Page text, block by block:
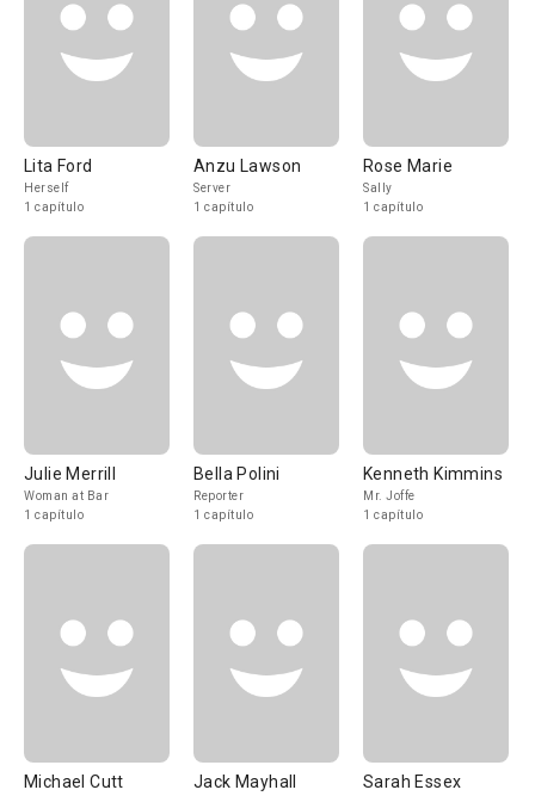
Lita Ford
Herself
1 capítulo
Anzu Lawson
Server
1 capítulo
Rose Marie
Sally
1 capítulo
Julie Merrill
Woman at Bar
1 capítulo
Bella Polini
Reporter
1 capítulo
Kenneth Kimmins
Mr. Joffe
1 capítulo
Michael Cutt Jack Mayhall Sarah Essex